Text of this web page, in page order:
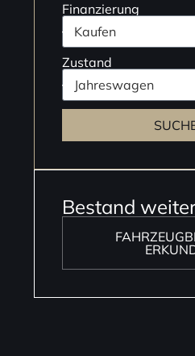
Finanzierung
Zustand
Bestand